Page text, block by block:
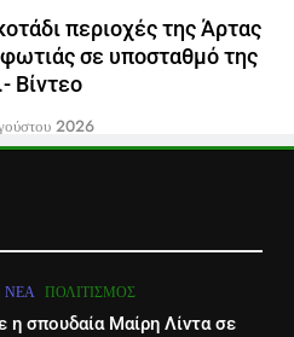
περιοχές της Άρτας
σε υποσταθμό της
Βίντεο
2026
ΝΈΑ ΠΟΛΙΤΙΣΜΌΣ
η σπουδαία Μαίρη Λίντα σε